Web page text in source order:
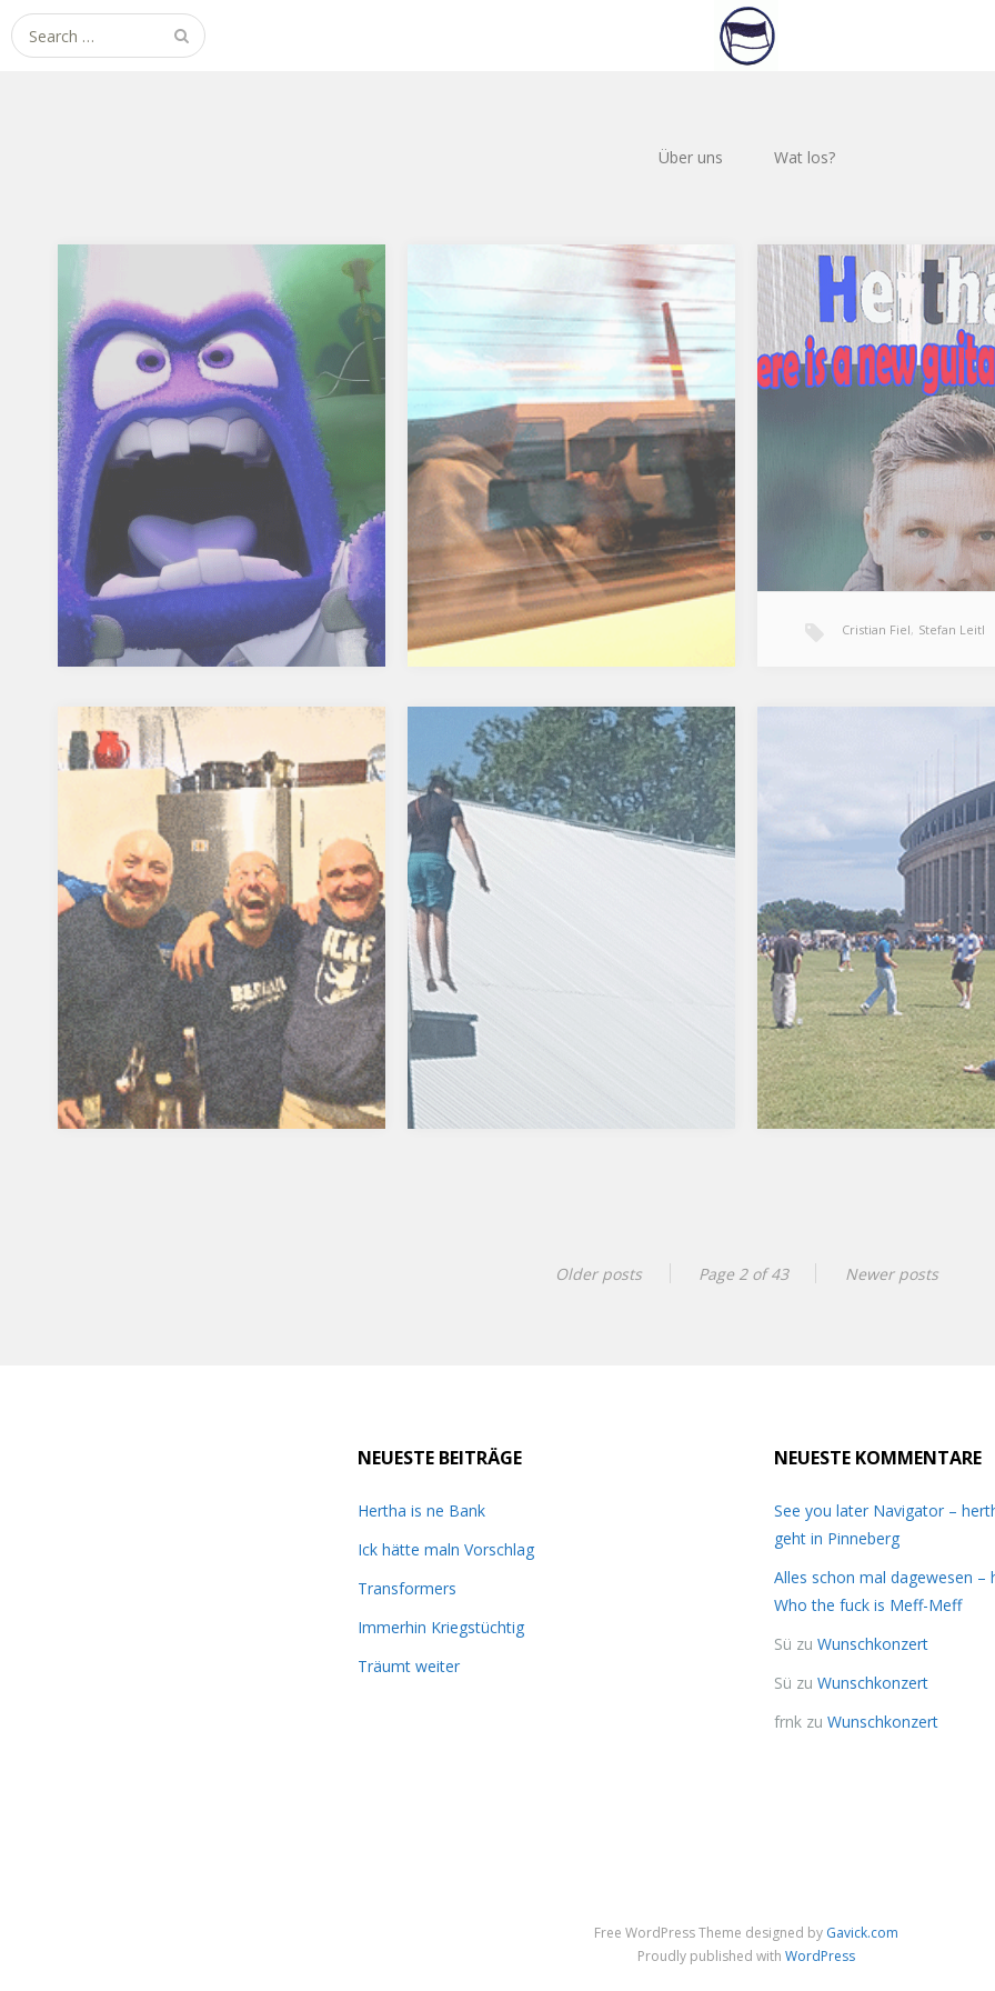
Search
for:
Über uns Wat los?
Wut tut jut!
Geil, endlich gibt’s mal wieder richtig
was zum Ärgern! Fan-Wut wegen
gelbem Trikot, drönt es mir aus der
Berliner Zeitung entgegen. Die Farbe
Gelb hätte nix mit der Identität
unseres Vereins zu tun, wurde
demnach aus…
See you later Navigator
So, Freunde der gediegenen
Eloquenz, es ist mal wieder Zeit für
einen Eintrag im Logbuch der Alten
Dame. Falls es jemand noch nicht
mitgekriegt hat: Der Papst ist tot.
Verstorben am heutigen
Ostermontag, dem Tag der…
Alles schon mal
Es ist mal wieder soweit,
Sportsfreunde. Ein neuer
ein neues Glück, alles auf
Hatte gestern ein
Gespräch zum Thema, mit
von Hertha UK, den
Podcast findet man auf
Cristian Fiel, Stefan Leitl
Lebenszeichen
Ich schleppe seit der OFC
Weihnachtsfeier (Mitte Dezember)
eine Erkältung mit mir herum. Hab
gesoffen und gefeiert, als gäbe es
kein Morgen. Und vor allem kein
Übermorgen. Am Tag danach fühlte
es sich noch wie ein…
Psycho Dad
Der in privater Runde geäußerte
Wunsch, dass mit dem Abgang von
Herrn Kempf endlich Ruhe in Reihe
37 einziehen möge, wird sich nicht
erfüllen, fürchte ich. Zur Erklärung:
Mein angestammter Platz ist zwei
Reihen darunter, also…
Vor dem ersten Spieltag war
Welt noch in Ordnung.
gegen Paderborn, hahohe
die Tassen. Warum wir das
dennoch in den Sand gesetzt
haben? Tja, jetze wirds
Ich tippe auf
Older posts Page 2 of 43 Newer posts
NEUESTE BEITRÄGE
Hertha is ne Bank
Ick hätte maln Vorschlag
Transformers
Immerhin Kriegstüchtig
Träumt weiter
NEUESTE KOMMENTARE
See you later Navigator –
geht in Pinneberg
Alles schon mal dagewesen –
Who the fuck is Meff-Meff
Sü zu Wunschkonzert
Sü zu Wunschkonzert
frnk zu Wunschkonzert
Free WordPress Theme designed by Gavick.com
Proudly published with WordPress